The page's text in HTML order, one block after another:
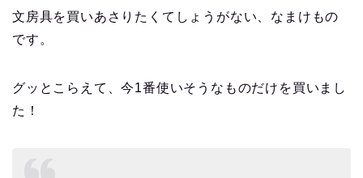
文房具を買いあさりたくてしょうがない、なまけもの
です。
グッとこらえて、今1番使いそうなものだけを買いまし
た！